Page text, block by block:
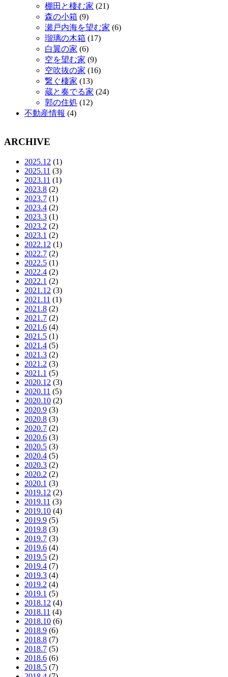
棚田と棲む家 (21)
森の小箱 (9)
瀬戸内海を望む家 (6)
瑠璃の木箱 (17)
白翼の家 (6)
空を望む家 (9)
空吹抜の家 (16)
繋ぐ棲家 (13)
蔵と奏でる家 (24)
郭の住処 (12)
不動産情報 (4)
ARCHIVE
2025.12 (1)
2025.11 (3)
2023.11 (1)
2023.8 (2)
2023.7 (1)
2023.4 (2)
2023.3 (1)
2023.2 (2)
2023.1 (2)
2022.12 (1)
2022.7 (2)
2022.5 (1)
2022.4 (2)
2022.1 (2)
2021.12 (3)
2021.11 (1)
2021.8 (2)
2021.7 (2)
2021.6 (4)
2021.5 (1)
2021.4 (5)
2021.3 (2)
2021.2 (3)
2021.1 (5)
2020.12 (3)
2020.11 (5)
2020.10 (2)
2020.9 (3)
2020.8 (3)
2020.7 (2)
2020.6 (3)
2020.5 (3)
2020.4 (5)
2020.3 (2)
2020.2 (2)
2020.1 (3)
2019.12 (2)
2019.11 (3)
2019.10 (4)
2019.9 (5)
2019.8 (3)
2019.7 (3)
2019.6 (4)
2019.5 (2)
2019.4 (7)
2019.3 (4)
2019.2 (4)
2019.1 (5)
2018.12 (4)
2018.11 (4)
2018.10 (6)
2018.9 (6)
2018.8 (7)
2018.7 (5)
2018.6 (6)
2018.5 (7)